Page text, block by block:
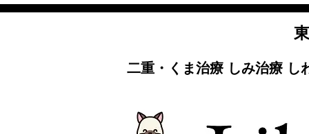
二重・くま治療 しみ治療